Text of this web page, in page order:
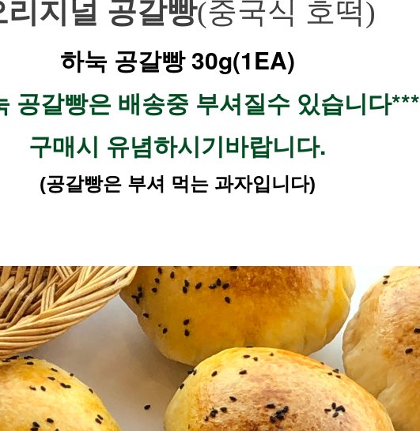
리지널 공갈빵(중국식 호떡)
하눅 공갈빵 30g(1EA)
공갈빵은 배송중 부셔질수 있습니다***
구매시 유념하시기바랍니다.
(공갈빵은 부셔 먹는 과자입니다)